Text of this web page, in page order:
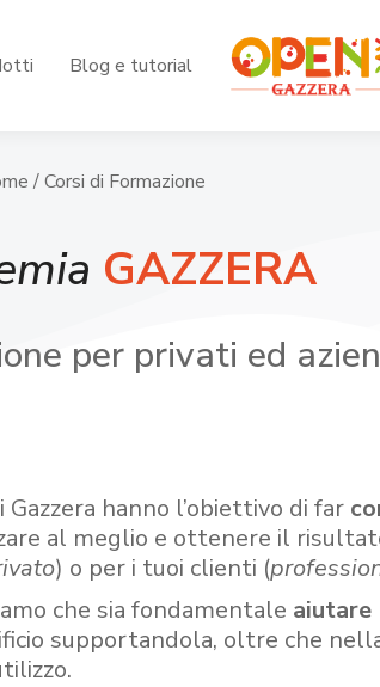
Blog e tutorial
/ Corsi di Formazione
GAZZERA
per privati ed
Gazzera hanno l’obiettivo di far
al meglio e ottenere il
) o per i tuoi clienti (
che sia fondamentale aiutare
supportandola, oltre che